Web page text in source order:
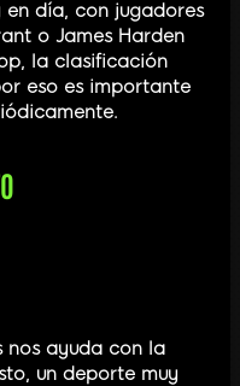
día, con jugadores
o James Harden
la clasificación
eso es importante
nos ayuda con la
un deporte muy